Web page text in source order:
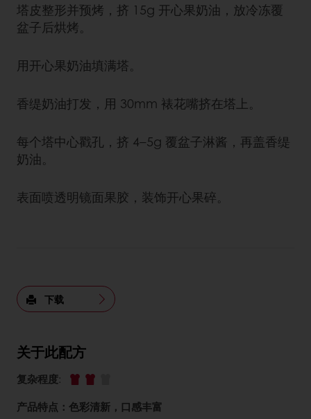
塔皮整形并预烤，挤 15g 开心果奶油，放冷冻覆
盆子后烘烤。
用开心果奶油填满塔。
香缇奶油打发，用 30mm 裱花嘴挤在塔上。
每个塔中心戳孔，挤 4–5g 覆盆子淋酱，再盖香缇
奶油。
表面喷透明镜面果胶，装饰开心果碎。
下载
关于此配方
复杂程度:
产品特点：色彩清新，口感丰富